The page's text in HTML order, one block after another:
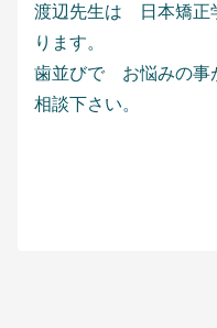
渡辺先生は 日本矯正
ります。
歯並びで お悩みの
相談下さい。